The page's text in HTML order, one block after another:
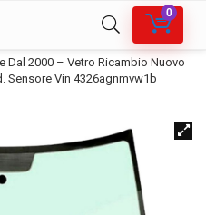
0
Dal 2000 – Vetro Ricambio Nuovo
Sensore Vin 4326agnmvw1b